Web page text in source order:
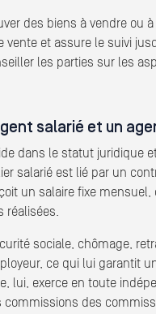
des biens à vendre ou à
et assure le suivi
les parties sur les
salarié et un
dans le statut juridique
salarié est lié par un
un salaire fixe mensuel,
réalisées.
sociale, chômage,
ce qui lui garantit
lui, exerce en toute
commissions des